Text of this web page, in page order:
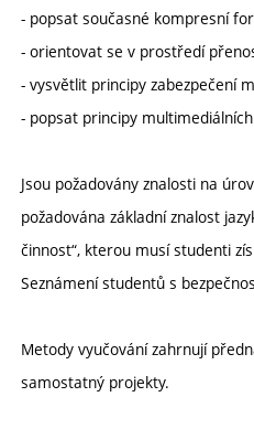
- popsat současné kompresní
- orientovat se v prostředí
- vysvětlit principy zabezpečení
- popsat principy
Jsou požadovány znalosti na
požadována základní znalost
činnost“, kterou musí studenti
Seznámení studentů s
Metody vyučování zahrnují
samostatný projekty.